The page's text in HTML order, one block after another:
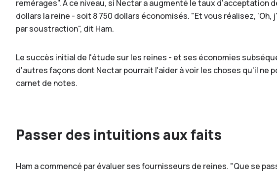
remérages". À ce niveau, si Nectar a augmenté le taux d'acceptation
dollars la reine - soit 8 750 dollars économisés. "Et vous réalisez,
par soustraction", dit Ham.
Le succès initial de l'étude sur les reines - et ses économies
d'autres façons dont Nectar pourrait l'aider à voir les choses qu'il ne
carnet de notes.
Passer des intuitions aux faits
Ham a commencé par évaluer ses fournisseurs de reines. "Que se
Do you provide